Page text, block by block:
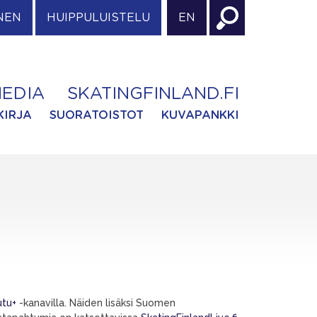
HUIPPULUISTELU EN
SKATINGFINLAND.FI
SUORATOISTOT KUVAPANKKI
-kanavilla. Näiden lisäksi Suomen